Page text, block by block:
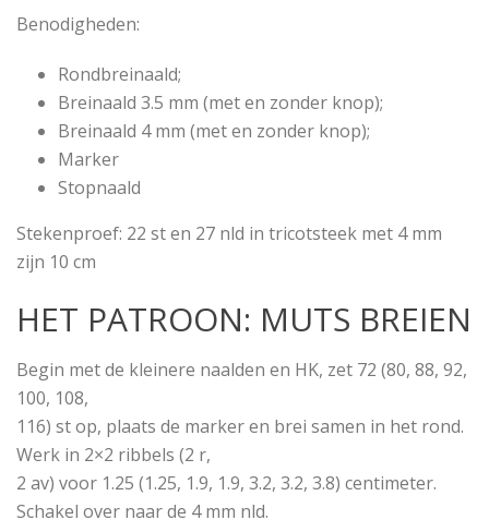
Benodigheden:
Rondbreinaald;
Breinaald 3.5 mm (met en zonder knop);
Breinaald 4 mm (met en zonder knop);
Marker
Stopnaald
Stekenproef: 22 st en 27 nld in tricotsteek met 4 mm
zijn 10 cm
HET PATROON: MUTS BREIEN
Begin met de kleinere naalden en HK, zet 72 (80, 88, 92,
100, 108,
116) st op, plaats de marker en brei samen in het rond.
Werk in 2×2 ribbels (2 r,
2 av) voor 1.25 (1.25, 1.9, 1.9, 3.2, 3.2, 3.8) centimeter.
Schakel over naar de 4 mm nld.